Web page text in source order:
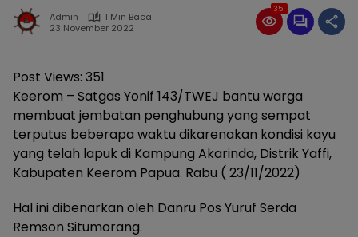
Admin
1 Min Baca
23 November 2022
351
Post Views: 351
Keerom – Satgas Yonif 143/TWEJ bantu warga
membuat jembatan penghubung yang sempat
terputus beberapa waktu dikarenakan kondisi kayu
yang telah lapuk di Kampung Akarinda, Distrik Yaffi,
Kabupaten Keerom Papua. Rabu ( 23/11/2022)
Hal ini dibenarkan oleh Danru Pos Yuruf Serda
Remson Situmorang.